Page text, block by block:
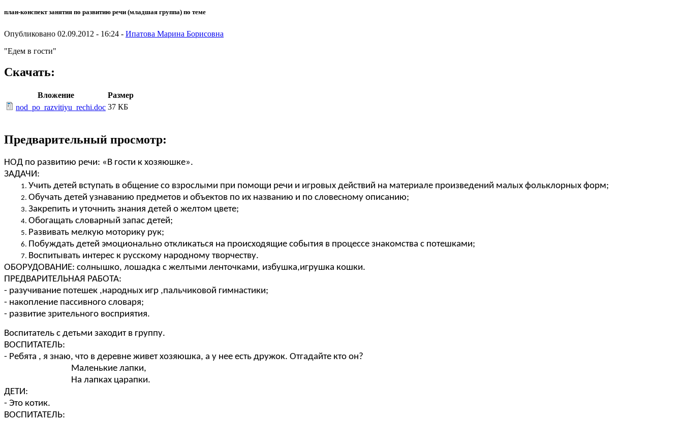
план-конспект занятия по развитию речи (младшая группа) по теме
Опубликовано 02.09.2012 - 16:24 - Ипатова Марина Борисовна
"Едем в гости"
Скачать:
Вложение
Размер
nod_po_razvitiyu_rechi.doc 37 КБ
Предварительный просмотр:
НОД по развитию речи: «В гости к хозяюшке».
ЗАДАЧИ:
Учить детей вступать в общение со взрослыми при помощи речи и игровых действий на материале произведений малых фольклорных форм;
Обучать детей узнаванию предметов и объектов по их названию и по словесному описанию;
Закрепить и уточнить знания детей о желтом цвете;
Обогащать словарный запас детей;
Развивать мелкую моторику рук;
Побуждать детей эмоционально откликаться на происходящие события в процессе знакомства с потешками;
Воспитывать интерес к русскому народному творчеству.
ОБОРУДОВАНИЕ: солнышко, лошадка с желтыми ленточками, избушка,игрушка кошки.
ПРЕДВАРИТЕЛЬНАЯ РАБОТА:
- разучивание потешек ,народных игр ,пальчиковой гимнастики;
- накопление пассивного словаря;
- развитие зрительного восприятия.
Воспитатель с детьми заходит в группу.
ВОСПИТАТЕЛЬ:
- Ребята , я знаю, что в деревне живет хозяюшка, а у нее есть дружок. Отгадайте кто он?
Маленькие лапки,
На лапках царапки.
ДЕТИ:
- Это котик.
ВОСПИТАТЕЛЬ: